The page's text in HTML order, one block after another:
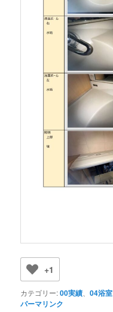
+1
カテゴリー:00実績 、04浴室
パーマリンク